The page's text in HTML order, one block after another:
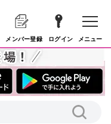
メンバー登録 ログイン メニュー